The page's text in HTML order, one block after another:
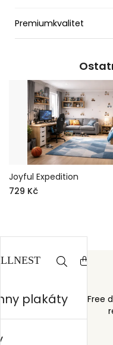
Premiumkvalitet
Joyful Expedition
729 Kč
Order sent within
Free
plakáty